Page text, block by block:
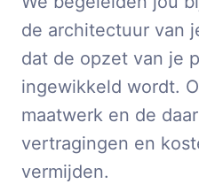
de architectuur van
dat de opzet van je
ingewikkeld wordt.
maatwerk en de
vertragingen en
vermijden.